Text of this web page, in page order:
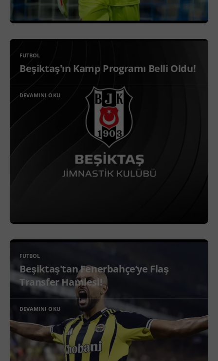
FUTBOL
Beşiktaş'ın Kamp Programı Belli Oldu!
DEVAMINI OKU
FUTBOL
Beşiktaş'tan Fenerbahçe’ye Flaş
Transfer Hamlesi!
DEVAMINI OKU